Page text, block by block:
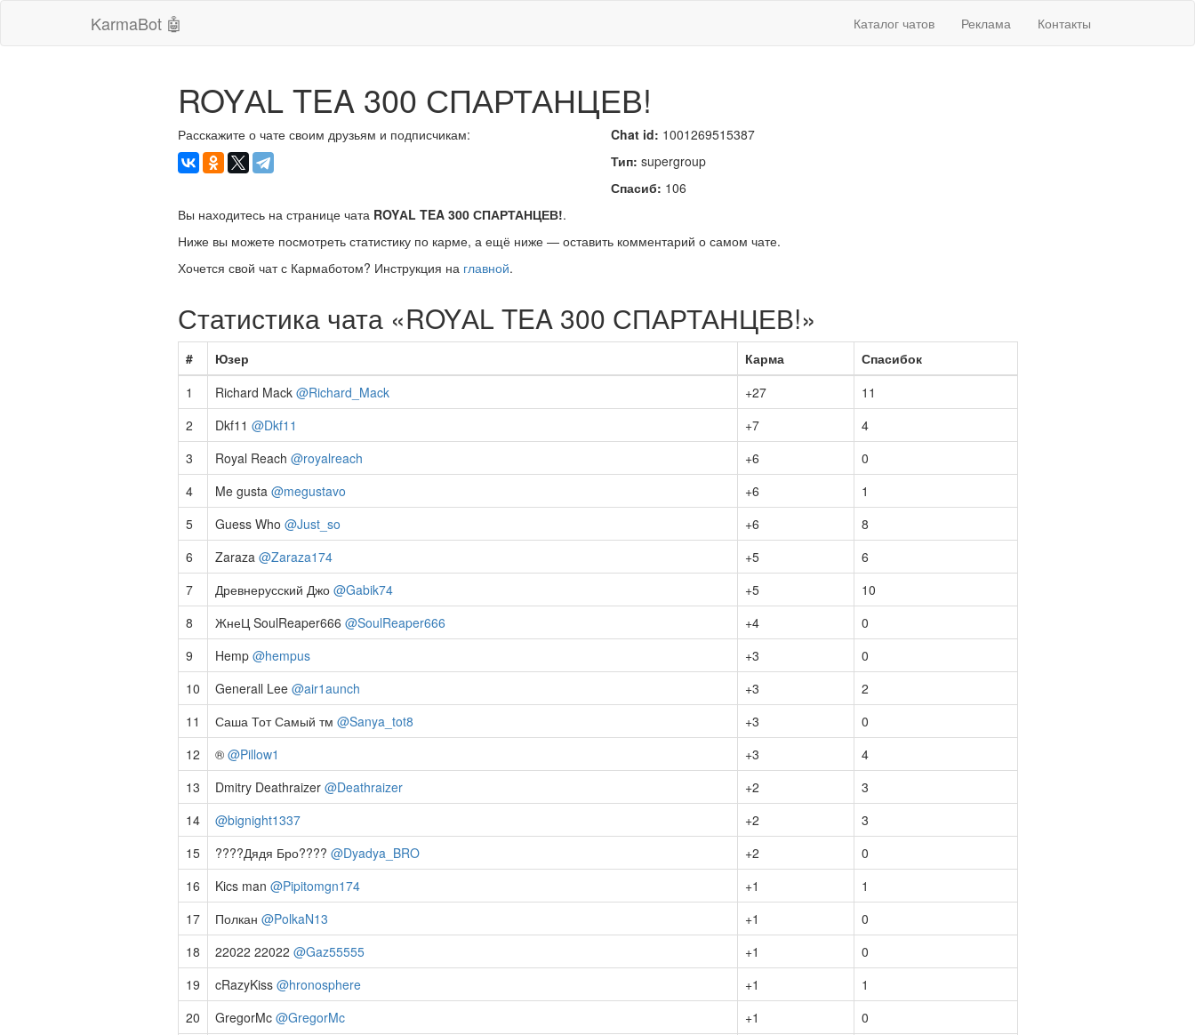
KarmaBot 🤖 Каталог чатов Реклама Контакты
ROYАL TEA 300 СПАРТАНЦЕВ!
Расскажите о чате своим друзьям и подписчикам: Chat id: 1001269515387
Тип: supergroup
Спасиб: 106
Вы находитесь на странице чата ROYАL TEA 300 СПАРТАНЦЕВ!.
Ниже вы можете посмотреть статистику по карме, а ещё ниже — оставить комментарий о самом чате.
Хочется свой чат с Кармаботом? Инструкция на главной.
Статистика чата «ROYАL TEA 300 СПАРТАНЦЕВ!»
# Юзер Карма
Спасибок
1
Richard Mack @Richard_Mack +27
11
2
Dkf11 @Dkf11 +7
4
3
Royal Reach @royalreach +6
0
4
Me gusta @megustavo +6
1
5
Guess Who @Just_so +6
8
6
Zaraza @Zaraza174 +5
6
7
Древнерусский Джо @Gabik74 +5
10
8
ЖнеЦ SoulReaper666 @SoulReaper666 +4
0
9
Hemp @hempus +3
0
10
Generall Lee @air1aunch +3
2
11
Саша Тот Самый тм @Sanya_tot8 +3
0
12
® @Pillow1 +3
4
13
Dmitry Deathraizer @Deathraizer +2
3
14
@bignight1337 +2
3
15
????Дядя Бро???? @Dyadya_BRO +2
0
16
Kics man @Pipitomgn174 +1
1
17
Полкан @PolkaN13 +1
0
18
22022 22022 @Gaz55555 +1
0
19
cRazyKiss @hronosphere +1
1
20
GregorMc @GregorMc +1
0